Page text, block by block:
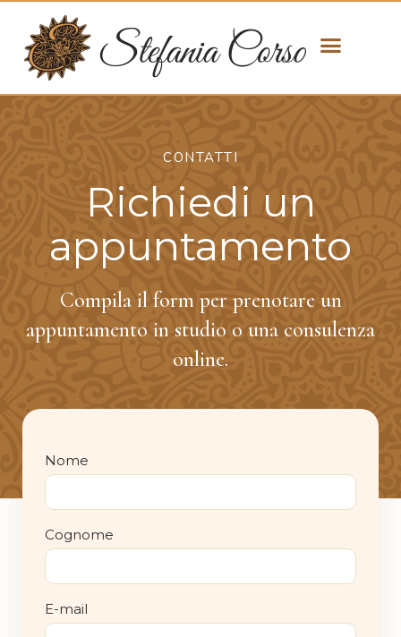
CONTATTI
Richiedi un
appuntamento
Compila il form per prenotare un
appuntamento in studio o una consulenza
online.
Nome
Cognome
E-mail